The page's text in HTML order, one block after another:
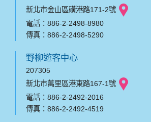
新北市金山區磺港路171-2號
電話：886-2-2498-8980
傳真：886-2-2498-5290
野柳遊客中心
207305
新北市萬里區港東路167-1號
電話：886-2-2492-2016
傳真：886-2-2492-4519